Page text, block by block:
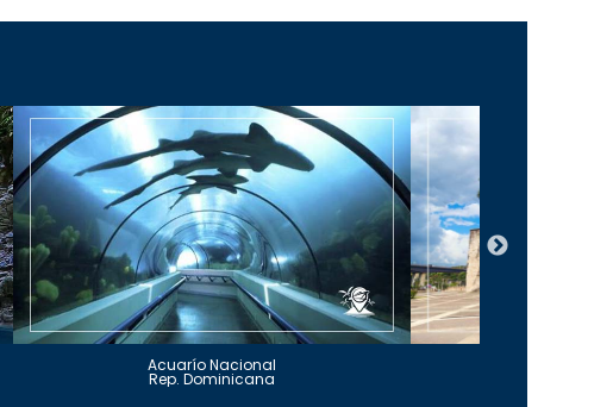
Acuarío Nacional
Rep. Dominicana